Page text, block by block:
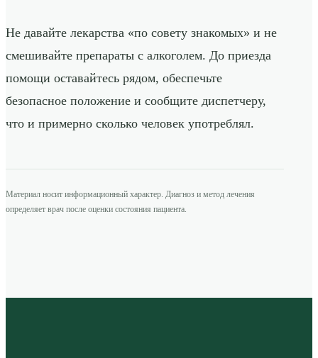
Не давайте лекарства «по совету знакомых» и не
смешивайте препараты с алкоголем. До приезда
помощи оставайтесь рядом, обеспечьте
безопасное положение и сообщите диспетчеру,
что и примерно сколько человек употреблял.
Материал носит информационный характер. Диагноз и метод лечения
определяет врач после оценки состояния пациента.